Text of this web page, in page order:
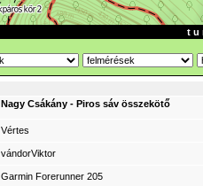
t u
Nagy Csákány - Piros sáv összekötő
Vértes
vándorViktor
Garmin Forerunner 205